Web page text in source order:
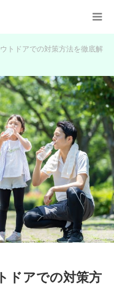
トドアでの対策方法を徹底解
ドアでの対策方